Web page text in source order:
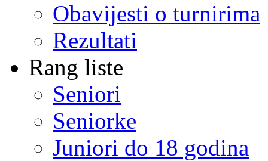
Obavijesti o turnirima
Rezultati
Rang liste
Seniori
Seniorke
Juniori do 18 godina